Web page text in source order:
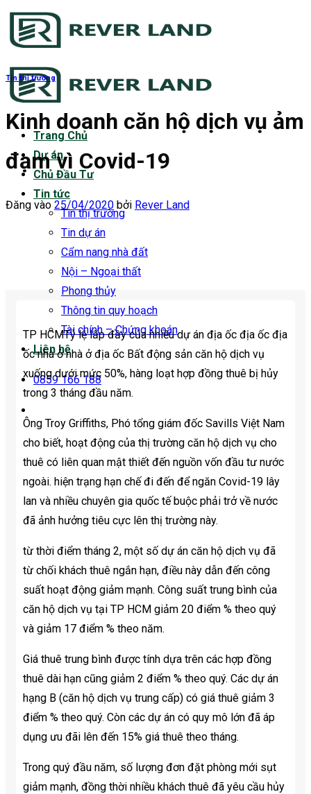
Bỏ
qua
dung
Trang Chủ
Dự án
Chủ Đầu Tư
Tin tức
Tin thị trường
Tin dự án
Cẩm nang nhà đất
Nội – Ngoại thất
Phong thủy
Thông tin quy hoạch
Tài chính – Chứng khoán
Liên hệ
0859 166 188
Tin thị trường
Kinh doanh căn hộ dịch vụ ảm
đạm vì Covid-19
Đăng vào 25/04/2020 bởi Rever Land
TP HCMTỷ lệ lấp đầy của nhiều dự án địa ốc địa ốc địa
ốc nhà ở nhà ở địa ốc Bất động sản căn hộ dịch vụ
xuống dưới mức 50%, hàng loạt hợp đồng thuê bị hủy
trong 3 tháng đầu năm.
Ông Troy Griffiths, Phó tổng giám đốc Savills Việt Nam
cho biết, hoạt động của thị trường căn hộ dịch vụ cho
thuê có liên quan mật thiết đến nguồn vốn đầu tư nước
ngoài. hiện trạng hạn chế đi đến để ngăn Covid-19 lây
lan và nhiều chuyên gia quốc tế buộc phải trở về nước
đã ảnh hưởng tiêu cực lên thị trường này.
từ thời điểm tháng 2, một số dự án căn hộ dịch vụ đã
từ chối khách thuê ngắn hạn, điều này dẫn đến công
suất hoạt động giảm mạnh. Công suất trung bình của
căn hộ dịch vụ tại TP HCM giảm 20 điểm % theo quý
và giảm 17 điểm % theo năm.
Giá thuê trung bình được tính dựa trên các hợp đồng
thuê dài hạn cũng giảm 2 điểm % theo quý. Các dự án
hạng B (căn hộ dịch vụ trung cấp) có giá thuê giảm 3
điểm % theo quý. Còn các dự án có quy mô lớn đã áp
dụng ưu đãi lên đến 15% giá thuê theo tháng.
Trong quý đầu năm, số lượng đơn đặt phòng mới sụt
giảm mạnh, đồng thời nhiều khách thuê đã yêu cầu hủy